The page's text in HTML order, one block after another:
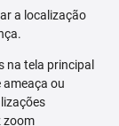
a localização
na tela principal
ameaça ou
zoom